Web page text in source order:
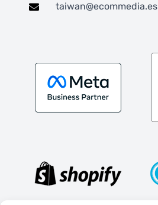
taiwan@ecommedia.es